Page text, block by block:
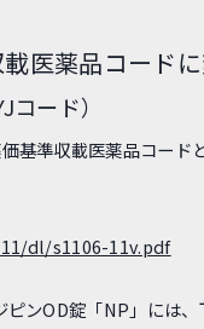
医薬品コード
ード）
基準収載医薬品コード
dl/s1106-11v.pdf
ンOD錠「NP」には